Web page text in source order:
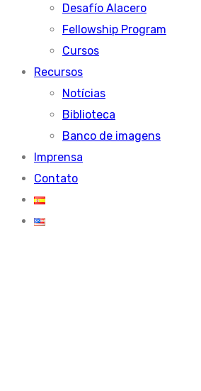
Desafío Alacero
Fellowship Program
Cursos
Recursos
Notícias
Biblioteca
Banco de imagens
Imprensa
Contato